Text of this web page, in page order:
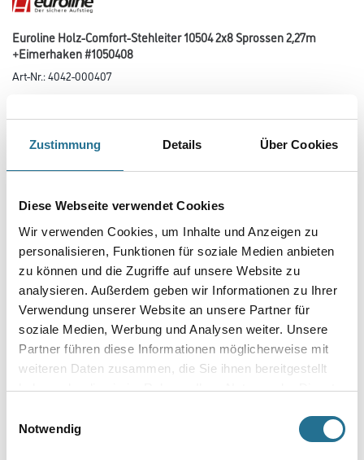
Zustimmung Details Über Cookies
Diese Webseite verwendet Cookies
Wir verwenden Cookies, um Inhalte und Anzeigen zu
personalisieren, Funktionen für soziale Medien anbieten
zu können und die Zugriffe auf unsere Website zu
analysieren. Außerdem geben wir Informationen zu Ihrer
Verwendung unserer Website an unsere Partner für
soziale Medien, Werbung und Analysen weiter. Unsere
Partner führen diese Informationen möglicherweise mit
weiteren Daten zusammen, die Sie ihnen bereitgestellt
haben oder die sie im Rahmen Ihrer Nutzung der Dienste
Notwendig
Euroline Holz-Comfort-Stehleiter 10504 2x8 Sprossen 2,27m
+Eimerhaken #1050408
Art-Nr.:4042-000407
Breite in millimeter
Höhe in millimeter
Anzahl Sprossen
Umrechnungsfaktoren